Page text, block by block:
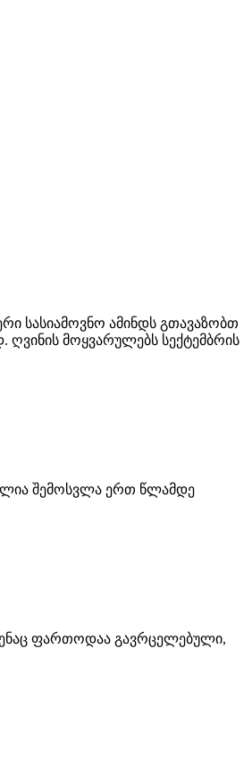
სასიამოვნო ამინდს გთავაზობთ
მოყვარულებს სექტემბრის
შემოსვლა ერთ წლამდე
ფართოდაა გავრცელებული,